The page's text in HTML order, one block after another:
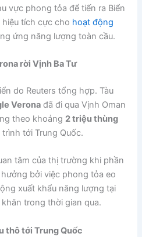
vực phong tỏa để tiến ra Biển
tích cực cho hoạt động
ứng năng lượng toàn cầu.
rời Vịnh Ba Tư
do Reuters tổng hợp. Tàu
Verona đã đi qua Vịnh Oman
theo khoảng 2 triệu thùng
tới Trung Quốc.
tâm của thị trường khi phần
bởi việc phong tỏa eo
xuất khẩu năng lượng tại
trong thời gian qua.
thô tới Trung Quốc